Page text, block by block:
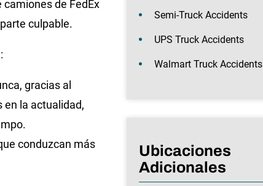
de FedEx
culpable.
gracias al
en la actualidad,
conduzcan más
Semi-Truck Accidents
UPS Truck Accidents
Walmart Truck Accidents
Ubicaciones
Adicionales